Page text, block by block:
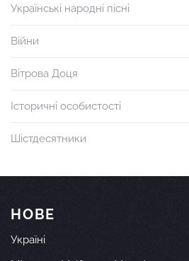
Українські народні пісні
Війни
Вітрова Доця
Історичні особистості
Шістдесятники
НОВЕ
Україні